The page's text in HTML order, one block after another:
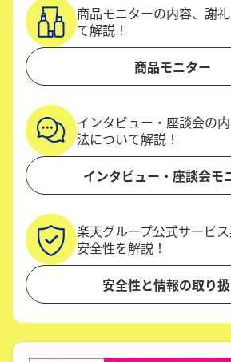
商品モニターの内容、謝
て解説！
商品モニター
インタビュー・座談会の
法について解説！
インタビュー・座談会モ
楽天グループ公式サービ
安全性を解説！
安全性と情報の取り